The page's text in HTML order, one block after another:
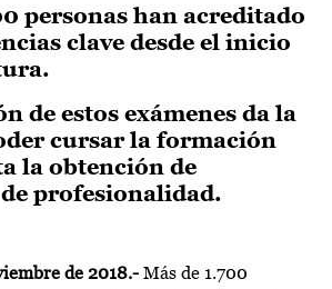
personas han acreditado
clave desde el inicio
de estos exámenes da la
cursar la formación
la obtención de
profesionalidad.
de 2018.- Más de 1.700